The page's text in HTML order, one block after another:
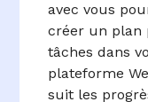
avec vous
créer un plan
tâches dans
plateforme
suit les